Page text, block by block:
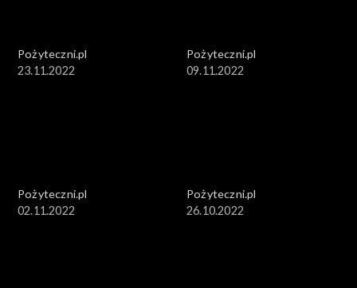
Pożyteczni.pl
23.11.2022
Pożyteczni.pl
09.11.2022
Pożyteczni.pl
02.11.2022
Pożyteczni.pl
26.10.2022